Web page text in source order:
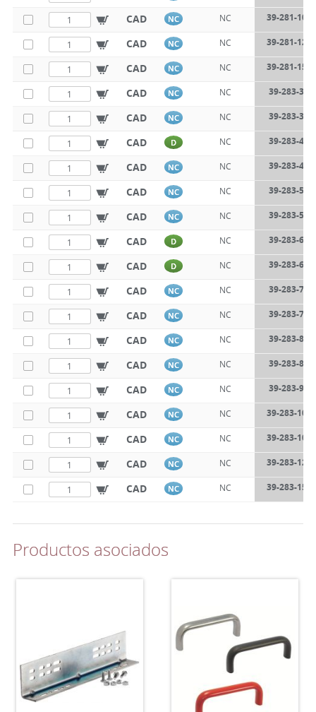
CAD
NC NC 39-281-1050
CAD NC NC 39-281-1200
CAD NC NC 39-281-1500
CAD NC NC 39-283-300
CAD NC NC 39-283-350
CAD D NC 39-283-400
CAD NC NC 39-283-450
CAD NC NC 39-283-500
CAD NC NC 39-283-550
CAD D NC 39-283-600
CAD D NC 39-283-650
CAD NC NC 39-283-700
CAD NC NC 39-283-750
CAD NC NC 39-283-800
CAD NC NC 39-283-850
CAD NC NC 39-283-900
CAD NC NC 39-283-1000
CAD NC NC 39-283-1050
CAD NC NC 39-283-1200
CAD NC NC 39-283-1500
Productos asociados